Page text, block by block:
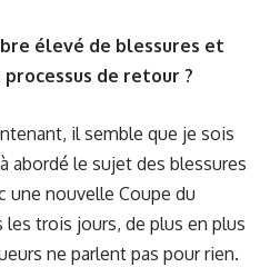
élevé de blessures et
de retour ?
il semble que je sois
abordé le sujet des blessures
une nouvelle Coupe du
trois jours, de plus en plus
ne parlent pas pour rien.